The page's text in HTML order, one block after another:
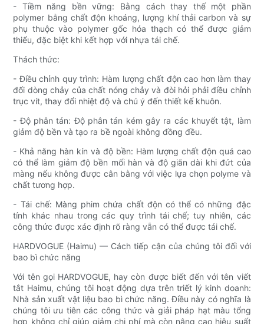
- Tiềm năng bền vững: Bằng cách thay thế một phần
polymer bằng chất độn khoáng, lượng khí thải carbon và sự
phụ thuộc vào polymer gốc hóa thạch có thể được giảm
thiểu, đặc biệt khi kết hợp với nhựa tái chế.
Thách thức:
- Điều chỉnh quy trình: Hàm lượng chất độn cao hơn làm thay
đổi dòng chảy của chất nóng chảy và đòi hỏi phải điều chỉnh
trục vít, thay đổi nhiệt độ và chú ý đến thiết kế khuôn.
- Độ phân tán: Độ phân tán kém gây ra các khuyết tật, làm
giảm độ bền và tạo ra bề ngoài không đồng đều.
- Khả năng hàn kín và độ bền: Hàm lượng chất độn quá cao
có thể làm giảm độ bền mối hàn và độ giãn dài khi đứt của
màng nếu không được cân bằng với việc lựa chọn polyme và
chất tương hợp.
- Tái chế: Màng phim chứa chất độn có thể có những đặc
tính khác nhau trong các quy trình tái chế; tuy nhiên, các
công thức được xác định rõ ràng vẫn có thể được tái chế.
HARDVOGUE (Haimu) — Cách tiếp cận của chúng tôi đối với
bao bì chức năng
Với tên gọi HARDVOGUE, hay còn được biết đến với tên viết
tắt Haimu, chúng tôi hoạt động dựa trên triết lý kinh doanh:
Nhà sản xuất vật liệu bao bì chức năng. Điều này có nghĩa là
chúng tôi ưu tiên các công thức và giải pháp hạt màu tổng
hợp không chỉ giúp giảm chi phí mà còn nâng cao hiệu suất